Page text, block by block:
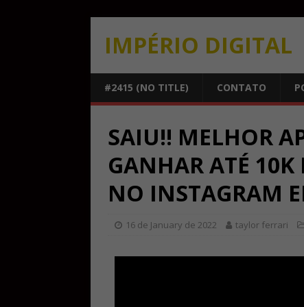
IMPÉRIO DIGITAL
#2415 (NO TITLE) CONTATO
SAIU!! MELHOR
GANHAR ATÉ 10K
NO INSTAGRAM
16 de January de 2022 taylor ferrari